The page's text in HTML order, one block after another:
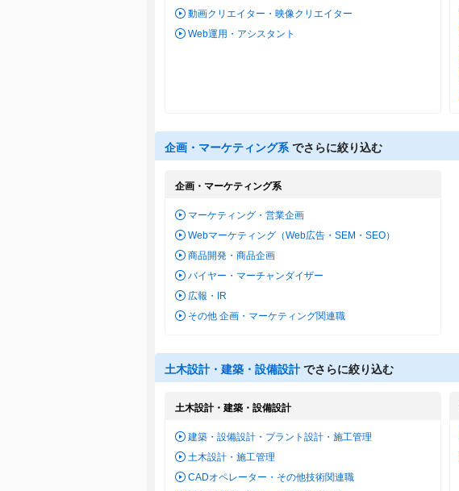
動画クリエイター・映像クリエイター
Web運用・アシスタント
企画・マーケティング系 でさらに絞り込む
企画・マーケティング系
マーケティング・営業企画
Webマーケティング（Web広告・SEM・SEO）
商品開発・商品企画
バイヤー・マーチャンダイザー
広報・IR
その他 企画・マーケティング関連職
土木設計・建築・設備設計 でさらに絞り込む
土木設計・建築・設備設計
建築・設備設計・プラント設計・施工管理
土木設計・施工管理
CADオペレーター・その他技術関連職